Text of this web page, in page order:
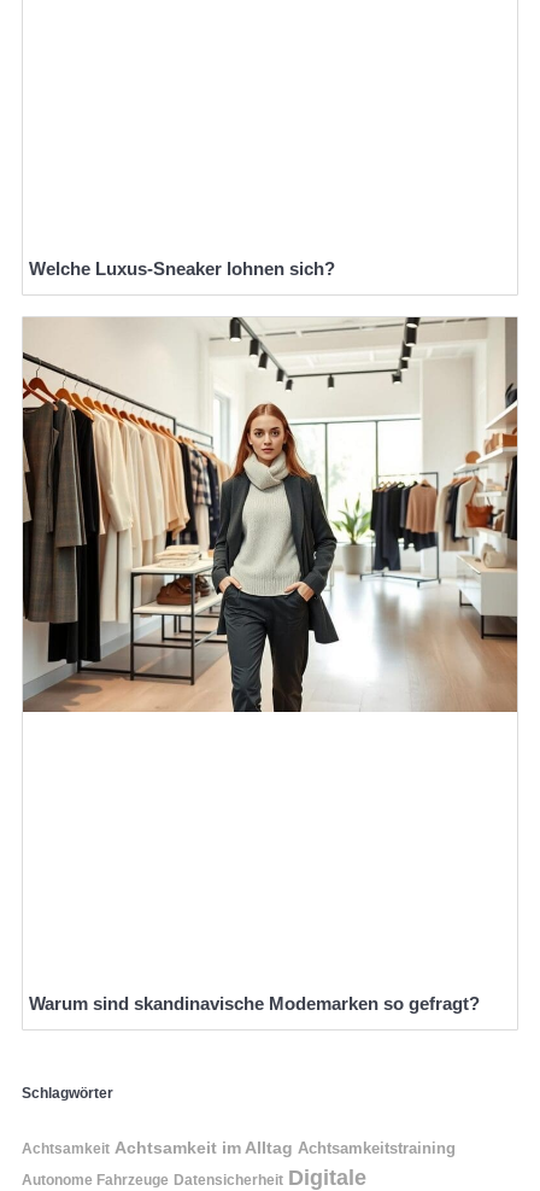
Welche Luxus-Sneaker lohnen sich?
Warum sind skandinavische Modemarken so gefragt?
Schlagwörter
Achtsamkeit Achtsamkeit im Alltag Achtsamkeitstraining
Autonome Fahrzeuge Datensicherheit Digitale